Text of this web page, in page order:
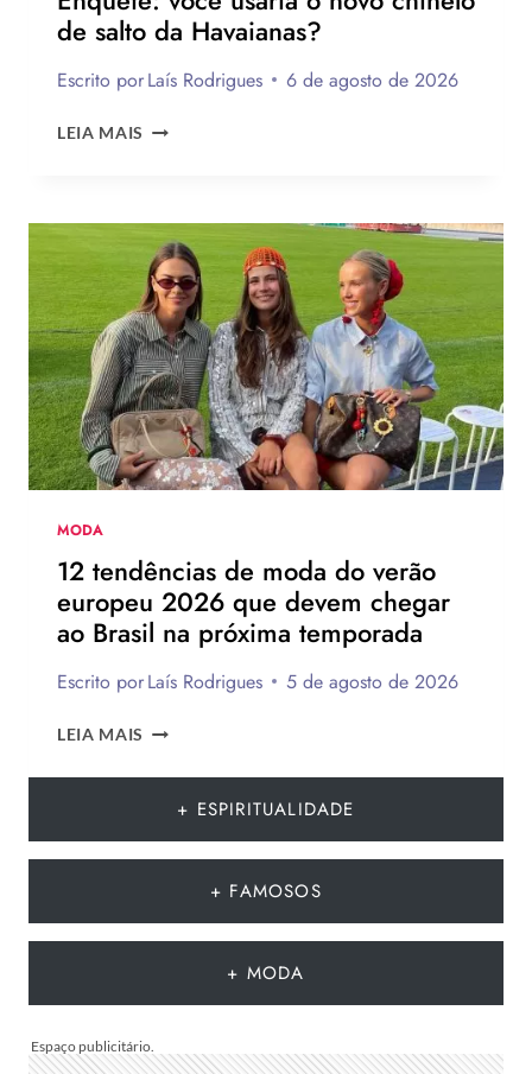
de salto da Havaianas?
Escrito porLaís Rodrigues 6 de agosto de 2026
LEIA MAIS ENQUETE:
NOVO
CHINELO
DE
SALTO
DA
HAVAIANAS?
MODA
12 tendências de moda do verão
europeu 2026 que devem chegar
ao Brasil na próxima temporada
Escrito porLaís Rodrigues 5 de agosto de 2026
LEIA MAIS
DE
MODA
QUE
AO
NA
+ ESPIRITUALIDADE
+ FAMOSOS
+ MODA